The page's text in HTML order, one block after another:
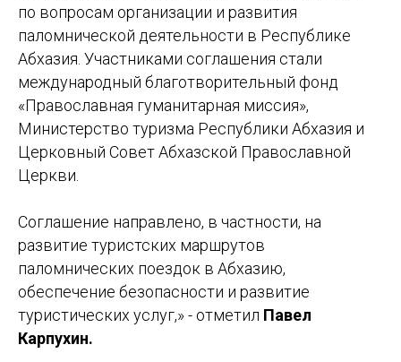
по вопросам организации и развития
паломнической деятельности в Республике
Абхазия. Участниками соглашения стали
международный благотворительный фонд
«Православная гуманитарная миссия»,
Министерство туризма Республики Абхазия и
Церковный Совет Абхазской Православной
Церкви.
Соглашение направлено, в частности, на
развитие туристских маршрутов
паломнических поездок в Абхазию,
обеспечение безопасности и развитие
туристических услуг,» - отметил Павел
Карпухин.